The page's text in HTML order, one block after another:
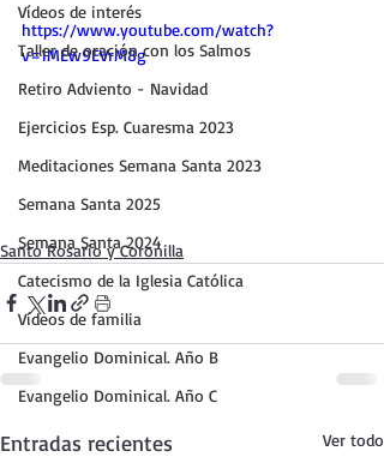
Vídeos de interés
Taller de oración con los Salmos
Retiro Adviento - Navidad
Ejercicios Esp. Cuaresma 2023
Meditaciones Semana Santa 2023
Semana Santa 2025
Semana Santa 2024
Catecismo de la Iglesia Católica
Vídeos de familia
Evangelio Dominical. Año B
Evangelio Dominical. Año C
https://www.youtube.com/watch?
v=1MEw9EVrM8g
Santo Rosario y Coronilla
Entradas recientes Ver todo